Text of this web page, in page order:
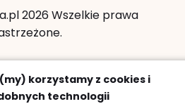
2026 Wszelkie prawa
płatności:
korzystamy z cookies i
technologii